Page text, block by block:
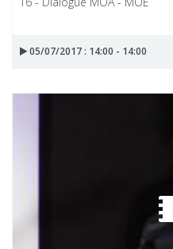
05/07/2017 : 14:00 - 14:00